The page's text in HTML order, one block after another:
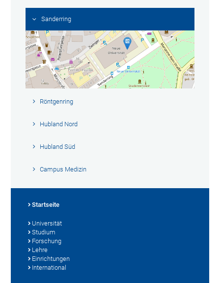
Sanderring
Röntgenring
Hubland Nord
Hubland Süd
Campus Medizin
Startseite
Universität
Studium
Forschung
Lehre
Einrichtungen
International